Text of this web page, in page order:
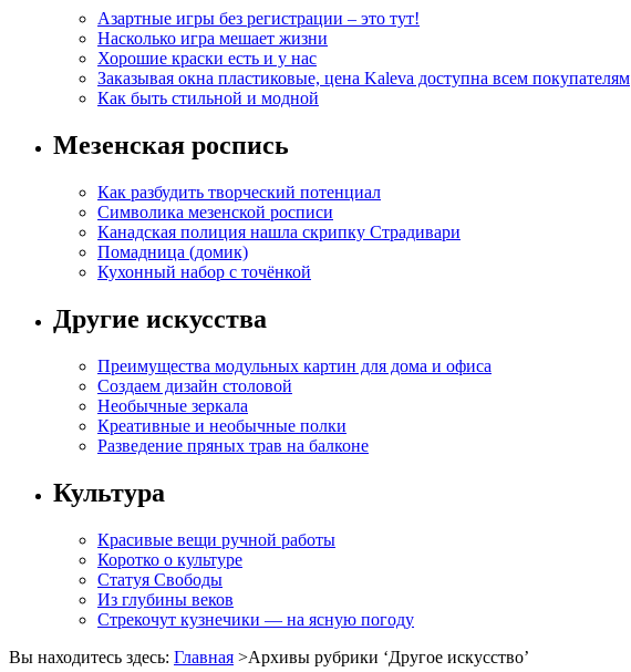
Азартные игры без регистрации – это тут!
Насколько игра мешает жизни
Хорошие краски есть и у нас
Заказывая окна пластиковые, цена Kaleva доступна всем покупателям
Как быть стильной и модной
Мезенская роспись
Как разбудить творческий потенциал
Символика мезенской росписи
Канадская полиция нашла скрипку Страдивари
Помадница (домик)
Кухонный набор с точёнкой
Другие искусства
Преимущества модульных картин для дома и офиса
Создаем дизайн столовой
Необычные зеркала
Креативные и необычные полки
Разведение пряных трав на балконе
Культура
Красивые вещи ручной работы
Коротко о культуре
Статуя Свободы
Из глубины веков
Стрекочут кузнечики — на ясную погоду
Вы находитесь здесь: Главная >Архивы рубрики ‘Другое искусство’